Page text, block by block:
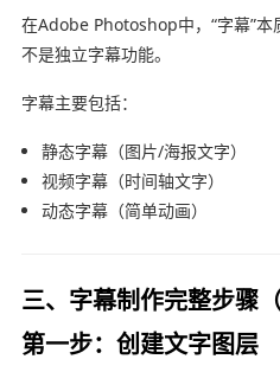
在Adobe Photoshop中，“字幕”
不是独立字幕功能。
字幕主要包括：
静态字幕（图片/海报文字）
视频字幕（时间轴文字）
动态字幕（简单动画）
三、字幕制作完整步骤（
第一步：创建文字图层